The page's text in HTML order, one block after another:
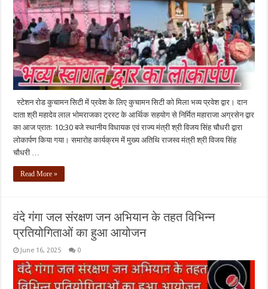
स्टेशन रोड कुचामन सिटी में प्रवेश के लिए कुचामन सिटी को मिला भव्य प्रवेश द्वार। दान
दाता श्री महादेव लाल भोमराजका ट्रस्ट के आर्थिक सहयोग से निर्मित महाराजा अग्रसेन द्वार
का आज प्रातः 10:30 बजे स्थानीय विधायक एवं राज्य मंत्री श्री विजय सिंह चौधरी द्वारा
लोकार्पण किया गया। समारोह कार्यक्रम में मुख्य अतिथि राजस्व मंत्री श्री विजय सिंह
चौधरी …
Read More »
वंदे गंगा जल संरक्षण जन अभियान के तहत विभिन्न
प्रतियोगिताओं का हुआ आयोजन
June 16, 2025 0